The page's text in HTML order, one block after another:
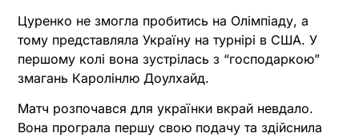
Цуренко не змогла пробитись на Олімпіаду, а
тому представляла Україну на турнірі в США. У
першому колі вона зустрілась з “господаркою”
змагань Каролінлю Доулхайд.
Матч розпочався для українки вкрай невдало.
Вона програла першу свою подачу та здійснила